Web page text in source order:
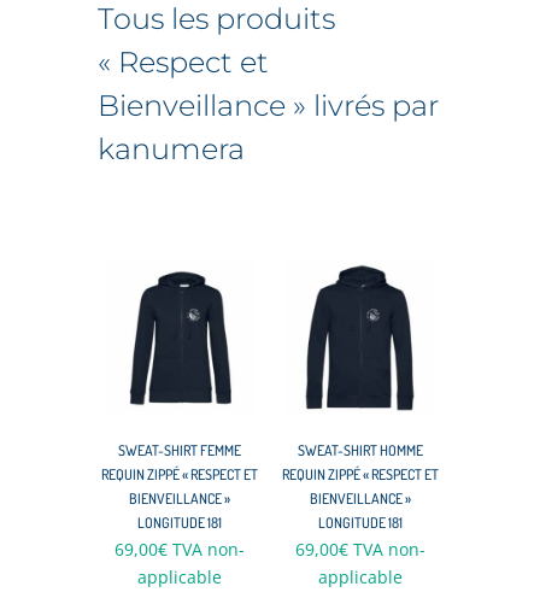
Tous les produits
« Respect et
Bienveillance » livrés par
kanumera
SWEAT-SHIRT FEMME
REQUIN ZIPPÉ « RESPECT ET
BIENVEILLANCE »
LONGITUDE 181
69,00€ TVA non-
applicable
SWEAT-SHIRT HOMME
REQUIN ZIPPÉ « RESPECT ET
BIENVEILLANCE »
LONGITUDE 181
69,00€ TVA non-
applicable